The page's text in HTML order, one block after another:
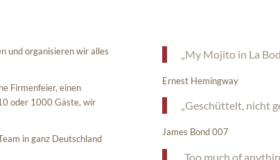
und organisieren wir alles
Firmenfeier, einen
oder 1000 Gäste, wir
in ganz Deutschland
„My Mojito in La
Ernest Hemingway
„Geschüttelt, nicht
James Bond 007
„Too much of